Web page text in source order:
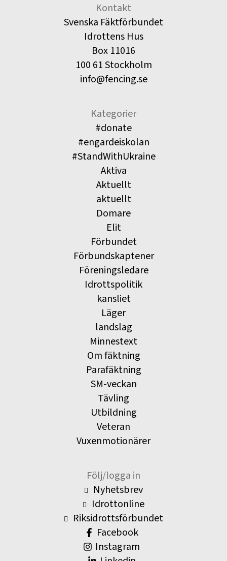
Kontakt
Svenska Fäktförbundet
Idrottens Hus
Box 11016
100 61 Stockholm
info@fencing.se
Kategorier
#donate
#engardeiskolan
#StandWithUkraine
Aktiva
Aktuellt
aktuellt
Domare
Elit
Förbundet
Förbundskaptener
Föreningsledare
Idrottspolitik
kansliet
Läger
landslag
Minnestext
Om fäktning
Parafäktning
SM-veckan
Tävling
Utbildning
Veteran
Vuxenmotionärer
Följ/logga in
Nyhetsbrev
Idrottonline
Riksidrottsförbundet
Facebook
Instagram